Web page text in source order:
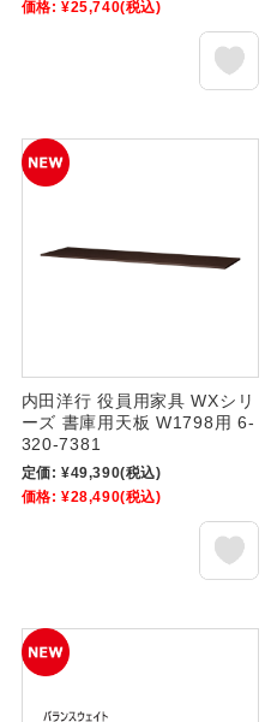
価格: ¥25,740(税込)
内田洋行 役員用家具 WXシリ
ーズ 書庫用天板 W1798用 6-
320-7381
定価: ¥49,390(税込)
価格: ¥28,490(税込)